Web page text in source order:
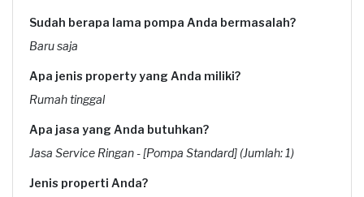
Sudah berapa lama pompa Anda bermasalah?
Baru saja
Apa jenis property yang Anda miliki?
Rumah tinggal
Apa jasa yang Anda butuhkan?
Jasa Service Ringan - [Pompa Standard] (Jumlah: 1)
Jenis properti Anda?